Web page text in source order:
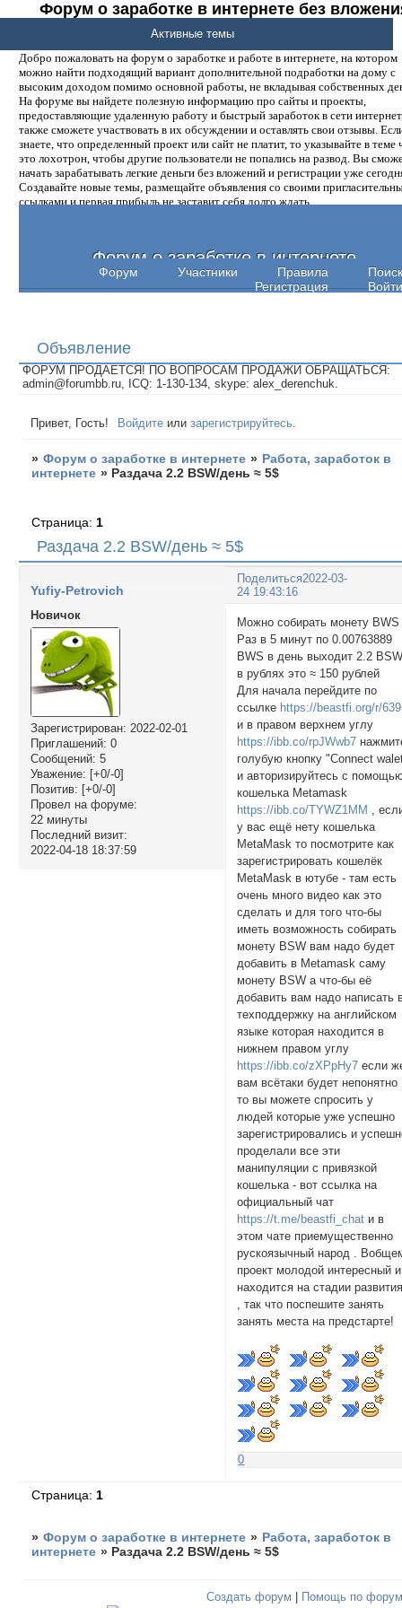
Форум о заработке в интернете без
денег.
Добро пожаловать на форум о заработке и работе в интернете, на котором
можно найти подходящий вариант дополнительной подработки на дому с
высоким доходом помимо основной работы, не вкладывая собственных
На форуме вы найдете полезную информацию про сайты и проекты,
предоставляющие удаленную работу и быстрый заработок в сети
также сможете участвовать в их обсуждении и оставлять свои отзывы.
знаете, что определенный проект или сайт не платит, то указывайте в теме
это лохотрон, чтобы другие пользователи не попались на развод. Вы
начать зарабатывать легкие деньги без вложений и регистрации уже
Создавайте новые темы, размещайте объявления со своими
ссылками и первая прибыль не заставит себя долго ждать.
Форум о заработке в интернете
Форум Участники Правила
Поиск
Регистрация
Войти
Активные темы
Объявление
ФОРУМ ПРОДАЕТСЯ! ПО ВОПРОСАМ ПРОДАЖИ ОБРАЩАТЬСЯ:
admin@forumbb.ru, ICQ: 1-130-134, skype: alex_derenchuk.
Привет, Гость! Войдите илизарегистрируйтесь
» Форум о заработке в интернете » Работа, заработок в
интернете » Раздача 2.2 BSW/день ≈ 5$
Раздача 2.2 BSW/день ≈ 5$
Страница: 1
Поделиться2022-03-
24 19:43:16
Yufiy-Petrovich
Новичок
Зарегистрирован: 2022-02-01
Приглашений: 0
Сообщений: 5
Уважение: [+0/-0]
Позитив: [+0/-0]
Провел на форуме:
22 минуты
Последний визит:
2022-04-18 18:37:59
Можно собирать монету BWS
Раз в 5 минут по 0.00763889
BWS в день выходит 2.2
в рублях это ≈ 150 рублей
Для начала перейдите по
ссылке https://beastfi.org/r/639
и в правом верхнем углу
https://ibb.co/rpJWwb7
голубую кнопку "Connect
и авторизируйтесь с
кошелька Metamask
https://ibb.co/TYWZ1MM
,
у вас ещё нету кошелька
MetaMask то посмотрите как
зарегистрировать кошелёк
MetaMask в ютубе - там есть
очень много видео как это
сделать и для того что-бы
иметь возможность собирать
монету BSW вам надо будет
добавить в Metamask саму
монету BSW а что-бы её
добавить вам надо написать
техподдержку на английском
языке которая находится в
нижнем правом углу
https://ibb.co/zXPpHy7 если
вам всётаки будет непонятно
то вы можете спросить у
людей которые уже успешно
зарегистрировались и
проделали все эти
манипуляции с привязкой
кошелька - вот ссылка на
официальный чат
https://t.me/beastfi_chat и в
этом чате приемущественно
рускоязычный народ .
проект молодой интересный и
находится на стадии
, так что поспешите занять
занять места на предстарте!
0
Страница: 1
» Форум о заработке в интернете » Работа, заработок в
интернете » Раздача 2.2 BSW/день ≈ 5$
Создать форум Помощь по